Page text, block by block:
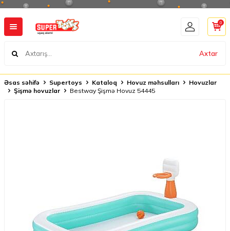
Axtar
0
Əsas səhifə Supertoys Kataloq Hovuz məhsulları
Hovuzlar
Şişmə hovuzlar
Bestway Şişmə Hovuz 54445